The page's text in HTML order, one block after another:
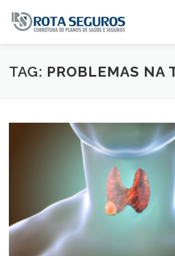
Página Principal Planos
TAG: PROBLEMAS NA